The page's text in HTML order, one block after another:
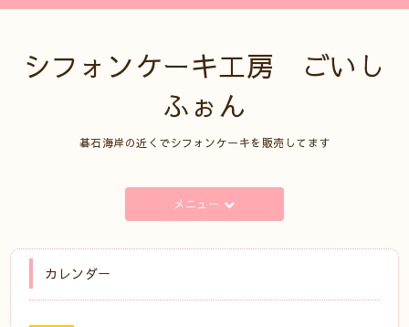
シフォンケーキ工房 ごいし
ふぉん
碁石海岸の近くでシフォンケーキを販売してます
メニュー
カレンダー